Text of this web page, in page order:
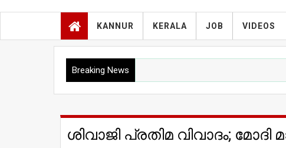
KANNUR KERALA JOB VIDEOS
Breaking News
ശിവാജി പ്രതിമ വിവാദം; മോദി